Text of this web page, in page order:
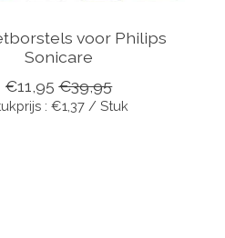
voor Philips
Sonicare
€11,95 €39,95
: €1,37 / Stuk